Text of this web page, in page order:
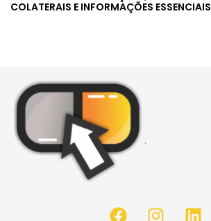
COLATERAIS E INFORMAÇÕES ESSENCIAIS